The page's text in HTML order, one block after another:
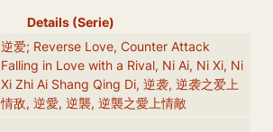
Details (Serie)
逆爱; Reverse Love, Counter Attack
Falling in Love with a Rival, Ni Ai, Ni Xi, Ni
Xi Zhi Ai Shang Qing Di, 逆袭, 逆袭之爱上
情敌, 逆愛, 逆襲, 逆襲之愛上情敵